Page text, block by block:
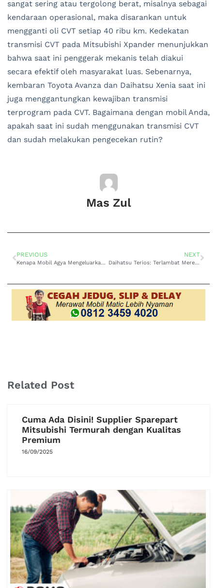
sangat sering atau tergolong berat, misalnya sebagai
kendaraan operasional, maka disarankan untuk
mengganti oli CVT setiap 40 ribu km. Kedekatan
transmisi CVT pada Mitsubishi Xpander menunjukkan
bahwa saat ini penggerak mekanis telah diakui
secara efektif oleh masyarakat luas. Sebenarnya,
kembaran Toyota Avanza dan Daihatsu Xenia saat ini
juga menggantungkan kewajiban transmisi
terprogram pada CVT. Bagaimana dengan mobil Anda,
apakah saat ini sudah menggunakan transmisi CVT
dan sudah melakukan pengecekan rutin?
Mas Zul
PREVIOUS
Kenapa Mobil Agya Mengeluarkan Asap Putih? Penyebab dan Cara Mengatasinya
NEXT
Daihatsu Terios: Terlambat Merespon saat Akselerasi
Related Post
Cuma Ada Disini! Supplier Sparepart
Mitsubishi Termurah dengan Kualitas
Premium
16/09/2025